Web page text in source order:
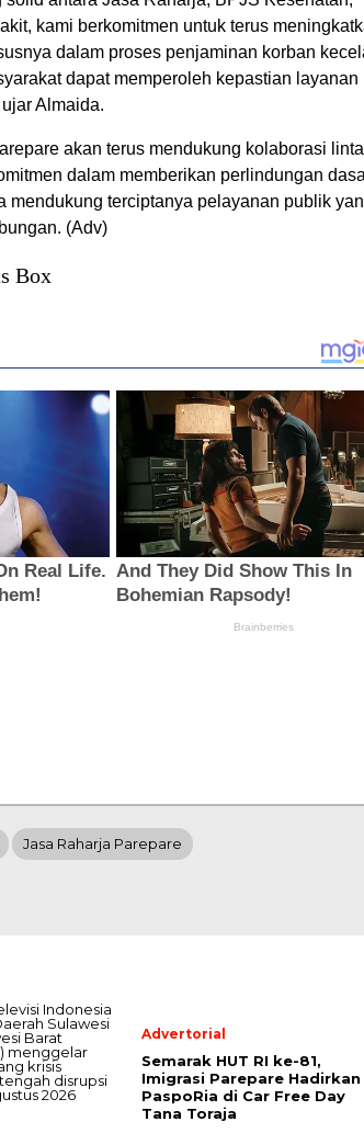
kami berkomitmen untuk terus
dalam proses penjaminan korban
dapat memperoleh kepastian layanan
Almaida.
akan terus mendukung kolaborasi
dalam memberikan perlindungan
mendukung terciptanya pelayanan publik
(Adv)
Box
Jasa Raharja Parepare
Advertorial
Semarak HUT RI ke-81,
Imigrasi Parepare Hadirkan
PaspoRia di Car Free Day
Tana Toraja